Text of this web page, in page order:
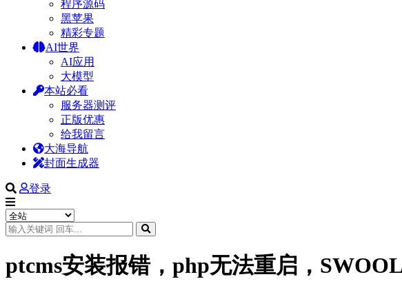
程序源码
黑苹果
精彩专题
AI世界
AI应用
大模型
本站必看
服务器测评
正版优惠
给我留言
大海导航
封面生成器
登录
ptcms安装报错，php无法重启，